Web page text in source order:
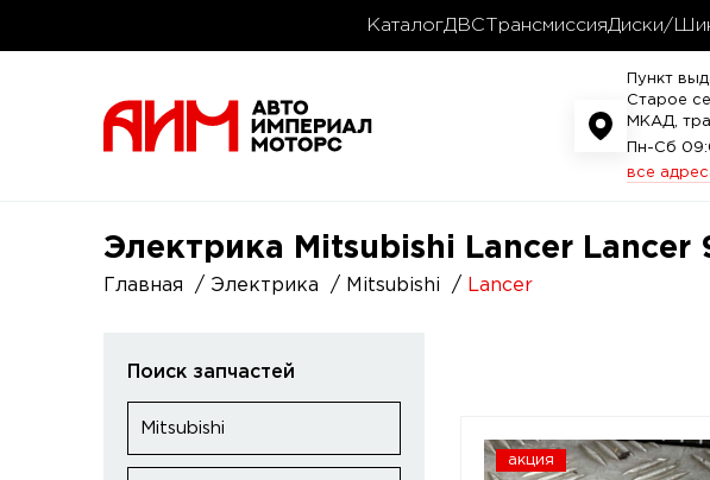
КаталогДВС ТрансмиссияДиски/
Пункт
Старое
МКАД,
Пн-Сб
все
Электрика Mitsubishi Lancer
Главная Электрика Mitsubishi Lancer
Поиск запчастей
Mitsubishi
акция